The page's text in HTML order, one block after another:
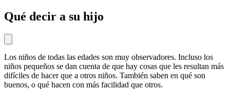
Qué decir a su hijo
Los niños de todas las edades son muy observadores. Incluso los
niños pequeños se dan cuenta de que hay cosas que les resultan más
difíciles de hacer que a otros niños. También saben en qué son
buenos, o qué hacen con más facilidad que otros.